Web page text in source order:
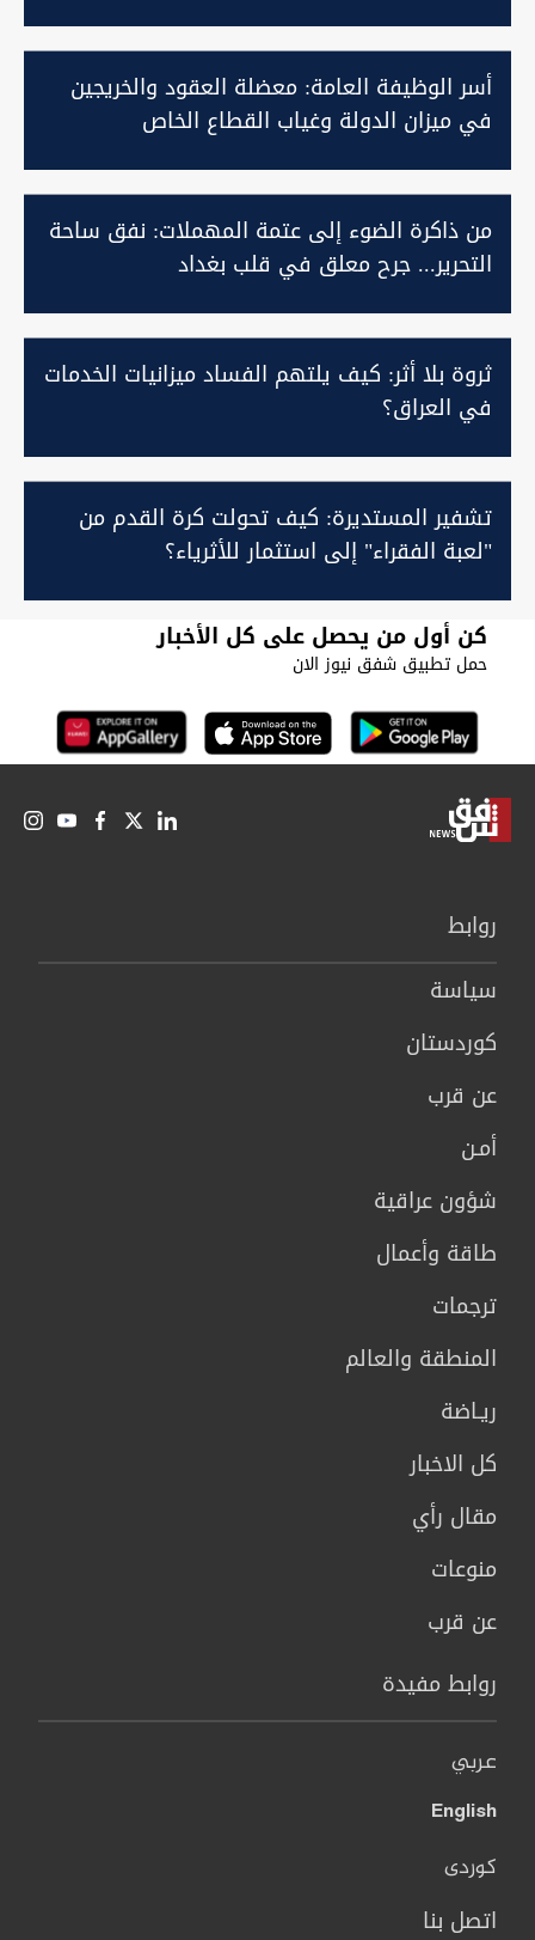
أسر الوظيفة العامة: معضلة العقود والخريجين
في ميزان الدولة وغياب القطاع الخاص
من ذاكرة الضوء إلى عتمة المهملات: نفق ساحة
التحرير... جرح معلق في قلب بغداد
ثروة بلا أثر: كيف يلتهم الفساد ميزانيات الخدمات
في العراق؟
تشفير المستديرة: كيف تحولت كرة القدم من
"لعبة الفقراء" إلى استثمار للأثرياء؟
كن أول من يحصل على كل الأخبار
حمل تطبيق شفق نيوز الان
روابط
سیاسة
كوردستان
عن قرب
أمـن
شؤون عراقية
طاقة وأعمال
ترجمات
المنطقة والعالم
ريـاضة
كل الاخبار
مقال رأي
منوعات
عن قرب
روابط مفيدة
عربي
English
کوردی
اتصل بنا